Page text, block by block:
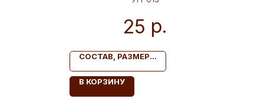
25 р.
СОСТАВ, РАЗМЕР...
В КОРЗИНУ